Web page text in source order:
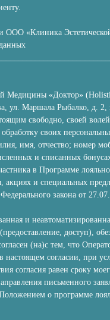
ООО «Клиника
Медицины «Доктор»
ул. Маршала Рыбалко, д. 2,
свободно, своей
своих
имя, отчество; номер
и списанных
в Программе
акциях и специальных
закона от
и
доступ),
(на)с тем, что
настоящем согласии, при
согласия равен сроку
письменного
о программе